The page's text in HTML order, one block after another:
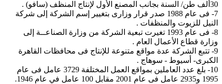
30ألف طن/ السنة بجانب المصنع الأول لإنتاج المنظف (سافو) .
7- فى عام 1988 صدر قرار وزارى بتغيير إسم الشركة إلى شركة
النيل للزيوت والمنظفات .
8- فى عام 1993 تغيرت تبعية الشركة من وزارة الصناعــة إلى
وزارة قطاع الأعمال العام .
9- تتبع الشركة عدة مواقع متنوعة للإنتاج فى محافظات القاهرة
الكبرى- أسيوط - سوهاج .
10- بلغ عدد العاملين بمواقع العمل المختلفة 3729 عامل فى عام
1995 و2935 عامل فى عام 2001 مقابل 100 عامل في عام 1946.